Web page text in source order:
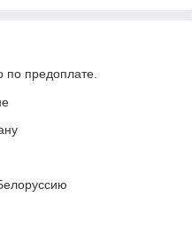
по предоплате.